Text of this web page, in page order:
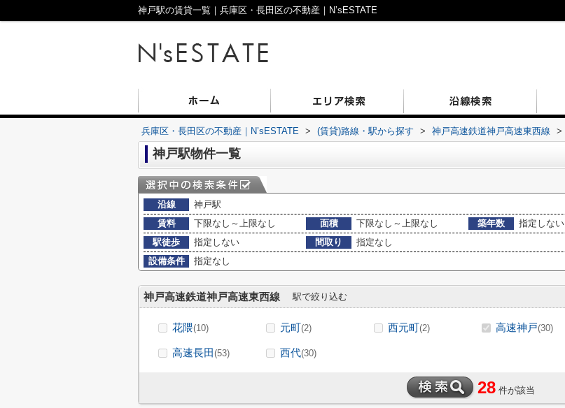
神戸駅の賃貸一覧｜兵庫区・長田区の不動産｜N’sESTATE
兵庫区・長田区の不動産｜N’sESTATE > (賃貸)路線・駅から探す > 神戸高速鉄道神戸高速東西線 >
神戸駅物件一覧
沿線
神戸駅
賃料
下限なし～上限なし 面積 下限なし～上限なし 築年数
指定しない
駅徒歩
指定しない 間取り
指定なし
設備条件
指定なし
神戸高速鉄道神戸高速東西線 駅で絞り込む
花隈(10) 元町(2) 西元町(2) 高速神戸(30)
高速長田(53) 西代(30)
28 件が該当